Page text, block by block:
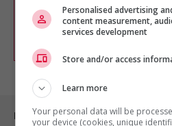
chercher un poste
d'intérêt en emploi en
comme membre
Emplois par ville
Personalised advertising
content measurement,
services development
Store and/or access
Learn more
Your personal data will be
your device (cookies, unique